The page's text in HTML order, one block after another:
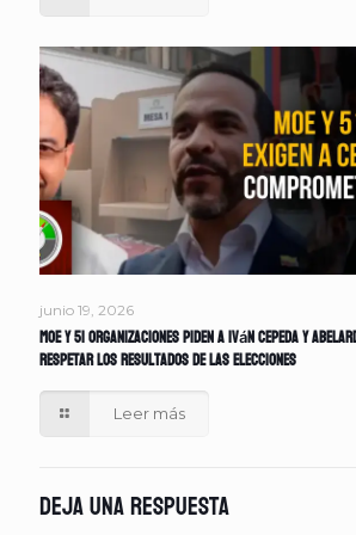
junio 19, 2026
MOE y 51 organizaciones piden a Iván Cepeda y
respetar los resultados de las elecciones
Leer más
Deja una respuesta